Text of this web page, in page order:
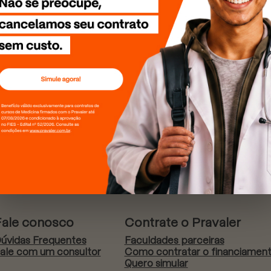
conosco
Frequentes
com um consultor
Contrate o Pravaler
Faculdades parceiras
Como contratar o
Quero simular